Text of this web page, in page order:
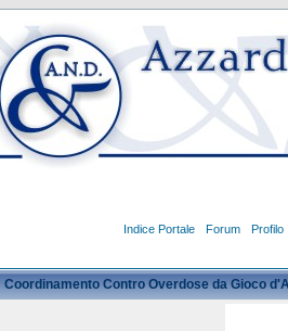
Indice Portale Forum Profilo
Coordinamento Contro Overdose da Gioco